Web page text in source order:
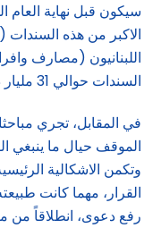
سيكون قبل نهاية العام
اللبنانيون (مصارف
السندات حوالي 31 مليار دولار.
في المقابل، تجري
الموقف حيال ما ينبغي
وتكمن الاشكالية
القرار، مهما كانت
رفع دعوى، انطلاقاً من